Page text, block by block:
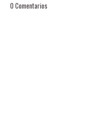
0 Comentarios